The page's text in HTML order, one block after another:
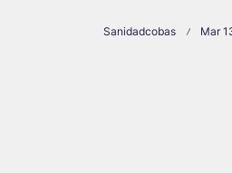
Sanidadcobas Mar